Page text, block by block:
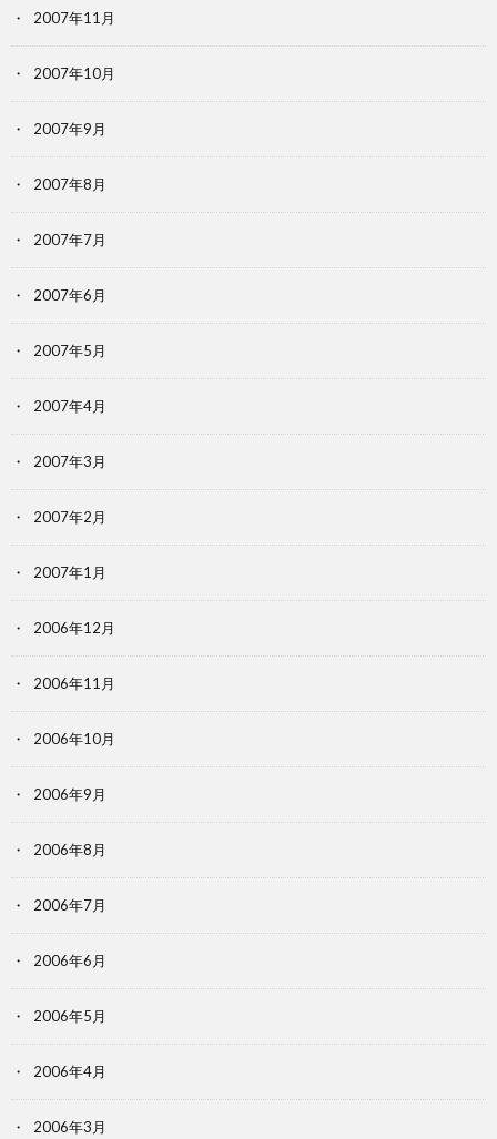
2007年11月
2007年10月
2007年9月
2007年8月
2007年7月
2007年6月
2007年5月
2007年4月
2007年3月
2007年2月
2007年1月
2006年12月
2006年11月
2006年10月
2006年9月
2006年8月
2006年7月
2006年6月
2006年5月
2006年4月
2006年3月